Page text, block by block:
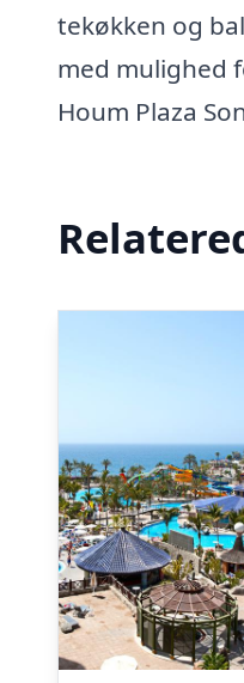
tekøkken og
med mulighed
Houm Plaza